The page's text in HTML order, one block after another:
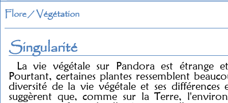
Flore / Végétation
Singularité
La vie végétale sur Pandora est étrange
Pourtant, certaines plantes ressemblent
diversité de la vie végétale et ses
suggèrent que, comme sur la Terre,